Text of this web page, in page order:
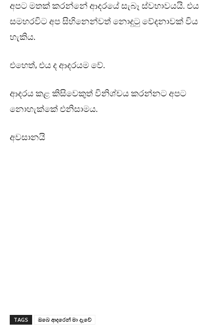
අපට මතක් කරන්නේ ආදරයේ සැබෑ ස්වභාවයයි. එය
සමහරවිට අප සිහිනෙන්වත් නොදුටු වේදනාවක් විය
හැකිය.
එහෙත්, එය ද ආදරයම වේ.
ආදරය කළ කිසිවෙකුත් විනිශ්චය කරන්නට අපට
නොහැක්කේ එනිසාමය.
අවසානයි
TAGS ඔබෙ ආදරෙන් මා දැවේ